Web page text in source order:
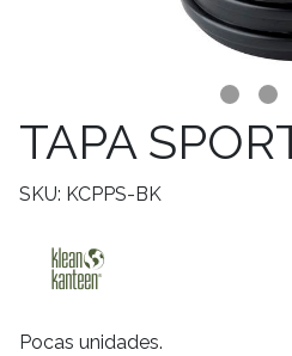
TAPA
SKU: KCPPS-BK
Pocas unidades.